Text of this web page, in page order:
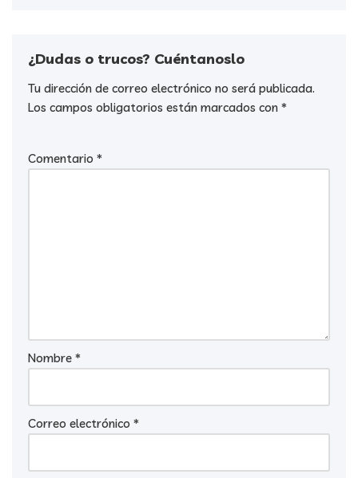
¿Dudas o trucos? Cuéntanoslo
Tu dirección de correo electrónico no será publicada.
Los campos obligatorios están marcados con *
Comentario *
Nombre *
Correo electrónico *